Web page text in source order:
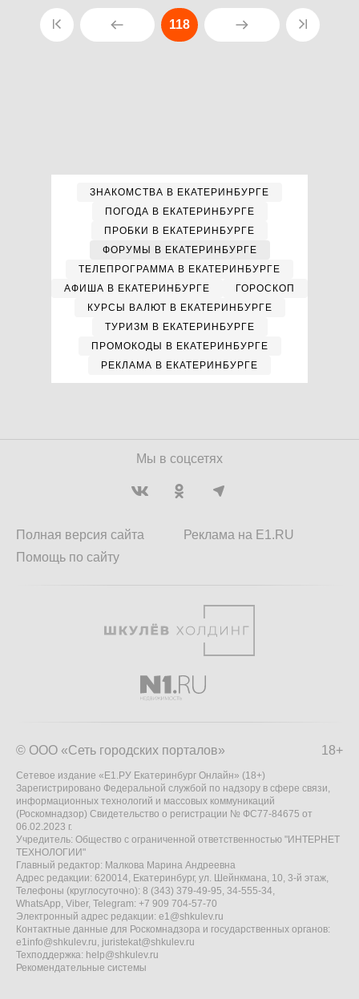
118
ЗНАКОМСТВА В ЕКАТЕРИНБУРГЕ
ПОГОДА В ЕКАТЕРИНБУРГЕ
ПРОБКИ В ЕКАТЕРИНБУРГЕ
ФОРУМЫ В ЕКАТЕРИНБУРГЕ
ТЕЛЕПРОГРАММА В ЕКАТЕРИНБУРГЕ
АФИША В ЕКАТЕРИНБУРГЕ
ГОРОСКОП
КУРСЫ ВАЛЮТ В ЕКАТЕРИНБУРГЕ
ТУРИЗМ В ЕКАТЕРИНБУРГЕ
ПРОМОКОДЫ В ЕКАТЕРИНБУРГЕ
РЕКЛАМА В ЕКАТЕРИНБУРГЕ
Мы в соцсетях
Полная версия сайта
Помощь по сайту
Реклама на E1.RU
18+
© ООО «Сеть городских порталов»
Сетевое издание «Е1.РУ Екатеринбург Онлайн» (18+)
Зарегистрировано Федеральной службой по надзору в сфере связи,
информационных технологий и массовых коммуникаций
(Роскомнадзор) Свидетельство о регистрации № ФС77-84675 от
06.02.2023 г.
Учредитель: Общество с ограниченной ответственностью "ИНТЕРНЕТ
ТЕХНОЛОГИИ"
Главный редактор: Малкова Марина Андреевна
Адрес редакции: 620014, Екатеринбург, ул. Шейнкмана, 10, 3-й этаж,
Телефоны (круглосуточно): 8 (343) 379-49-95, 34-555-34,
WhatsApp, Viber, Telegram: +7 909 704-57-70
Электронный адрес редакции: e1@shkulev.ru
Контактные данные для Роскомнадзора и государственных органов:
e1info@shkulev.ru, juristekat@shkulev.ru
Техподдержка: help@shkulev.ru
Рекомендательные системы